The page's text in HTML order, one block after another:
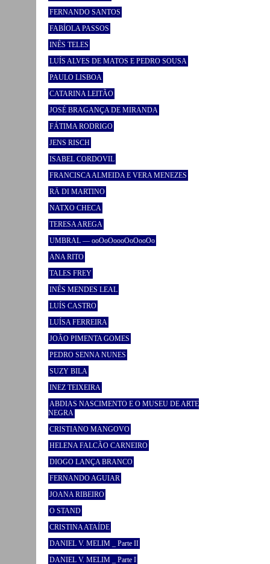
FERNANDO SANTOS
FABÍOLA PASSOS
INÊS TELES
LUÍS ALVES DE MATOS E PEDRO SOUSA
PAULO LISBOA
CATARINA LEITÃO
JOSÉ BRAGANÇA DE MIRANDA
FÁTIMA RODRIGO
JENS RISCH
ISABEL CORDOVIL
FRANCISCA ALMEIDA E VERA MENEZES
RÄ DI MARTINO
NATXO CHECA
TERESA AREGA
UMBRAL — ooOoOoooOoOooOo
ANA RITO
TALES FREY
INÊS MENDES LEAL
LUÍS CASTRO
LUÍSA FERREIRA
JOÃO PIMENTA GOMES
PEDRO SENNA NUNES
SUZY BILA
INEZ TEIXEIRA
ABDIAS NASCIMENTO E O MUSEU DE ARTE
NEGRA
CRISTIANO MANGOVO
HELENA FALCÃO CARNEIRO
DIOGO LANÇA BRANCO
FERNANDO AGUIAR
JOANA RIBEIRO
O STAND
CRISTINA ATAÍDE
DANIEL V. MELIM _ Parte II
DANIEL V. MELIM _ Parte I